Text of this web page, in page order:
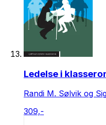
Ledelse i
Randi M. Sølvik og
309,-